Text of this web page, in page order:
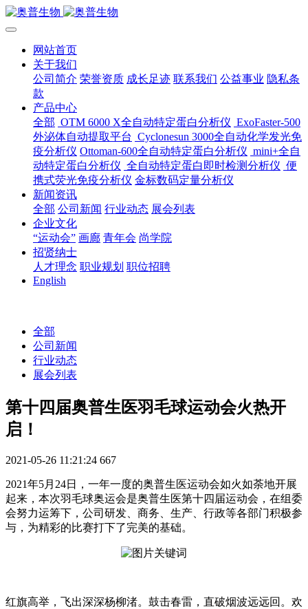
网站首页
关于我们
公司简介 荣誉资质 成长足迹 联系我们 公益事业 隐私条
款
产品中心
全部 OTM 6000 X全自动特定蛋白分析仪 ExoFaster-500
外泌体自动提取平台 Cyclonesun 3000全自动化学发光免
疫分析仪 Ottoman-600全自动特定蛋白分析仪 mini+全自
动特定蛋白分析仪 全自动特定蛋白即时检测分析仪 便
携式荧光免疫分析仪 金标数码定量分析仪
新闻资讯
全部 公司新闻 行业动态 展会列表
企业文化
“运动会” 画廊 青年会 尚学院
招贤纳士
人才理念 职业规划 职位招聘
English
全部
公司新闻
行业动态
展会列表
第十四届奥普生医羽毛球运动会火热开
启！
2021-05-26 11:21:24 667
2021年5月24日，一年一度的奥普生医运动会如火如荼地开展
起来，本次羽毛球奥运会是奥普生医第十四届运动会，在组委
会努力运筹下，公司研发、商务、生产、行政等各部门积极参
与，为精彩的比赛打下了完美的基础。
红旗高举，飞出深深杨柳渚。鼓击春雷，直破烟波远远回。欢